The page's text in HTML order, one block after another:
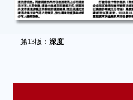
第13版： 深度